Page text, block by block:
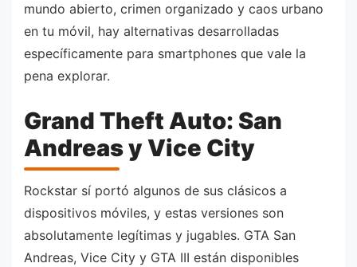
mundo abierto, crimen organizado y caos urbano
en tu móvil, hay alternativas desarrolladas
específicamente para smartphones que vale la
pena explorar.
Grand Theft Auto: San
Andreas y Vice City
Rockstar sí portó algunos de sus clásicos a
dispositivos móviles, y estas versiones son
absolutamente legítimas y jugables. GTA San
Andreas, Vice City y GTA III están disponibles